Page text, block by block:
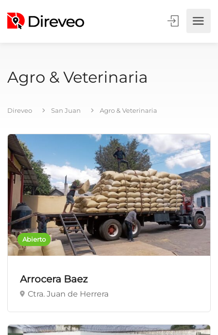
Agro & Veterinaria
Direveo San Juan Agro & Veterinaria
Abierto
Arrocera Baez
Ctra. Juan de Herrera